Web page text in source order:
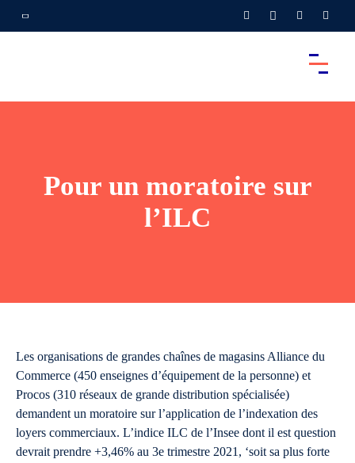
Pour un moratoire sur
l’ILC
Les organisations de grandes chaînes de magasins Alliance du
Commerce (450 enseignes d’équipement de la personne) et
Procos (310 réseaux de grande distribution spécialisée)
demandent un moratoire sur l’application de l’indexation des
loyers commerciaux. L’indice ILC de l’Insee dont il est question
devrait prendre +3,46% au 3e trimestre 2021, ‘soit sa plus forte